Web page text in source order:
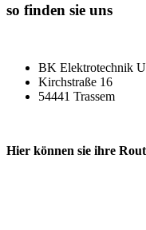
so finden sie uns
BK Elektrotechnik
Kirchstraße 16
54441 Trassem
Hier können sie ihre